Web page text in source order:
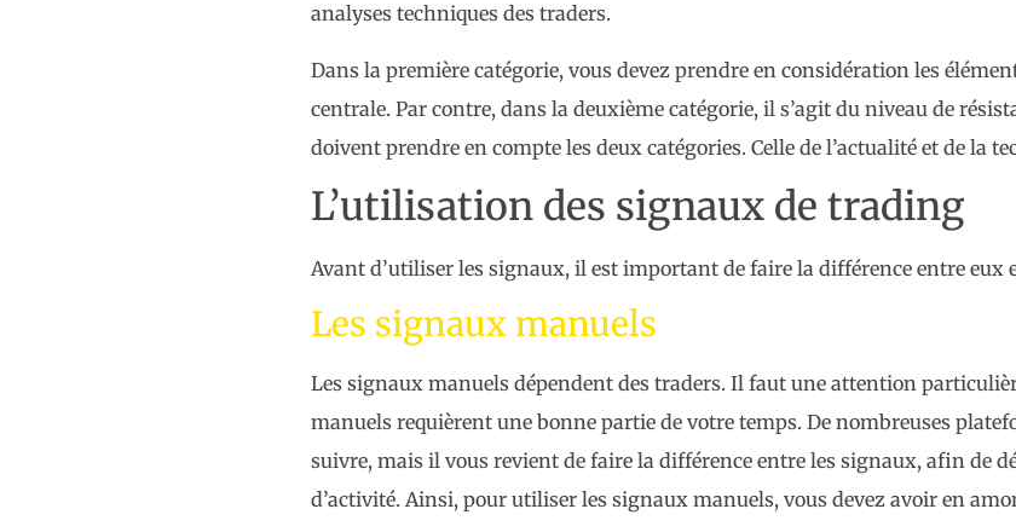
analyses techniques des traders.
Dans la première catégorie, vous devez prendre en considération les
centrale. Par contre, dans la deuxième catégorie, il s’agit du niveau de
doivent prendre en compte les deux catégories. Celle de l’actualité et de la
L’utilisation des signaux de trading
Avant d’utiliser les signaux, il est important de faire la différence entre eux
Les signaux manuels
Les signaux manuels dépendent des traders. Il faut une attention
manuels requièrent une bonne partie de votre temps. De nombreuses
suivre, mais il vous revient de faire la différence entre les signaux, afin de
d’activité. Ainsi, pour utiliser les signaux manuels, vous devez avoir en